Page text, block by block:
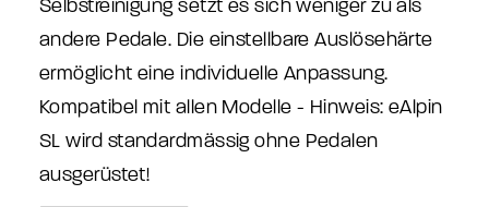
Selbstreinigung setzt es sich weniger zu als
andere Pedale. Die einstellbare Auslösehärte
ermöglicht eine individuelle Anpassung.
Kompatibel mit allen Modelle - Hinweis: eAlpin
SL wird standardmässig ohne Pedalen
ausgerüstet!